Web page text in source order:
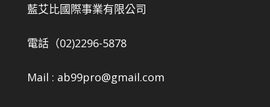
藍艾比國際事業有限公司
電話（02)2296-5878
Mail : ab99pro@gmail.com